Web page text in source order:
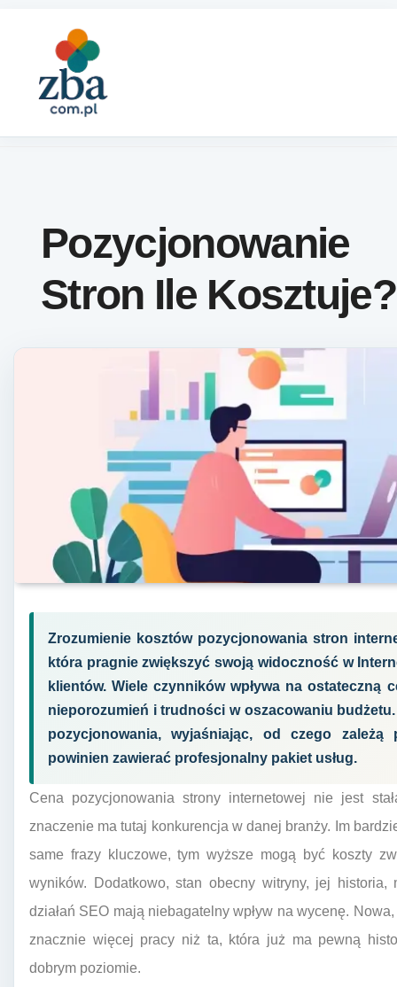
Pozycjonowanie
Stron Ile Kosztuje?
Zrozumienie kosztów pozycjonowania stron
która pragnie zwiększyć swoją widoczność w
klientów. Wiele czynników wpływa na ostateczną
nieporozumień i trudności w oszacowaniu
pozycjonowania, wyjaśniając, od czego
powinien zawierać profesjonalny pakiet usług.
Cena pozycjonowania strony internetowej nie jest
znaczenie ma tutaj konkurencja w danej branży. Im
same frazy kluczowe, tym wyższe mogą być koszty
wyników. Dodatkowo, stan obecny witryny, jej historia,
działań SEO mają niebagatelny wpływ na wycenę.
znacznie więcej pracy niż ta, która już ma pewną
dobrym poziomie.